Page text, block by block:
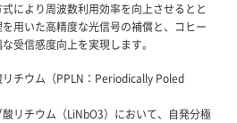
により周波数利用効率を向上させるとと
用いた高精度な光信号の補償と、コヒー
受信感度向上を実現します。
チウム（PPLN：Periodically Poled
リチウム（LiNbO3）において、自発分極